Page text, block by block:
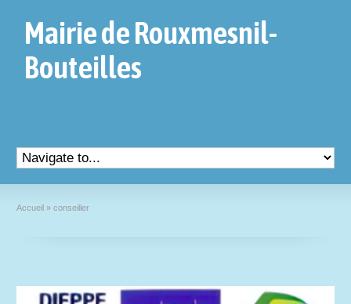
Mairie de Rouxmesnil-
Bouteilles
Accueil » conseiller